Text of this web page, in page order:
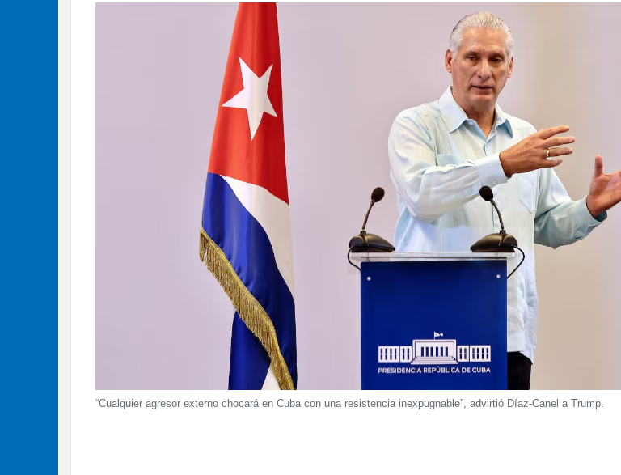
“Cualquier agresor externo chocará en Cuba con una resistencia inexpugnable”, advirtió Díaz-Canel a Trump.